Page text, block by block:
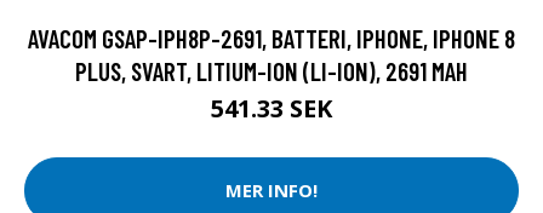
AVACOM GSAP-IPH8P-2691, BATTERI, IPHONE, IPHONE 8
PLUS, SVART, LITIUM-ION (LI-ION), 2691 MAH
541.33 SEK
MER INFO!